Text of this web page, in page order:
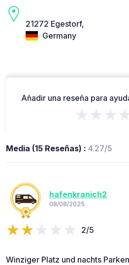
21272 Egestorf,
Germany
Añadir una reseña para
Media (15 Reseñas) : 4.27/5
hafenkranich2
08/08/2025
2/5
Winziger Platz und nachts